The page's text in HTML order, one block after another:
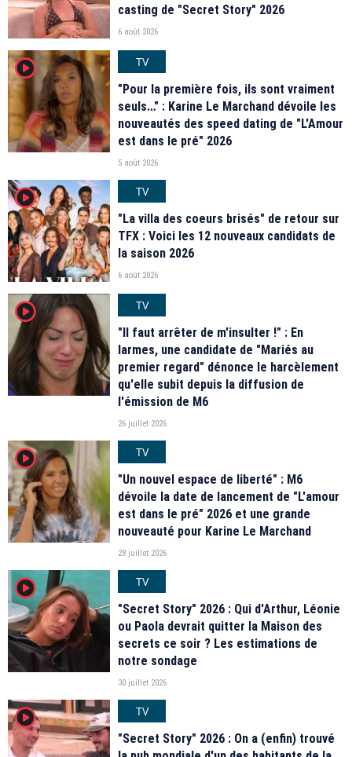
casting de "Secret Story" 2026
6 août 2026
player2
TV
"Pour la première fois, ils sont vraiment
seuls…" : Karine Le Marchand dévoile les
nouveautés des speed dating de "L'Amour
est dans le pré" 2026
5 août 2026
player2
TV
"La villa des coeurs brisés" de retour sur
TFX : Voici les 12 nouveaux candidats de
la saison 2026
6 août 2026
player2
TV
"Il faut arrêter de m'insulter !" : En
larmes, une candidate de "Mariés au
premier regard" dénonce le harcèlement
qu'elle subit depuis la diffusion de
l'émission de M6
26 juillet 2026
player2
TV
"Un nouvel espace de liberté" : M6
dévoile la date de lancement de "L'amour
est dans le pré" 2026 et une grande
nouveauté pour Karine Le Marchand
28 juillet 2026
player2
TV
"Secret Story" 2026 : Qui d'Arthur, Léonie
ou Paola devrait quitter la Maison des
secrets ce soir ? Les estimations de
notre sondage
30 juillet 2026
player2
TV
"Secret Story" 2026 : On a (enfin) trouvé